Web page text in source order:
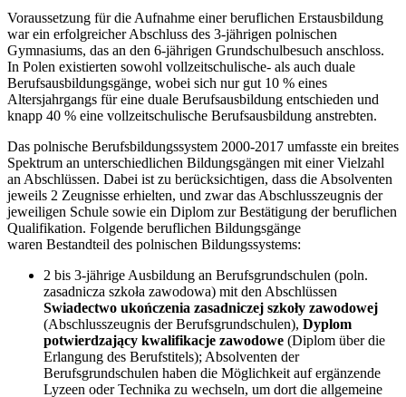
Voraussetzung für die Aufnahme einer beruflichen Erstausbildung
war ein erfolgreicher Abschluss des 3-jährigen polnischen
Gymnasiums, das an den 6-jährigen Grundschulbesuch anschloss.
In Polen existierten sowohl vollzeitschulische- als auch duale
Berufsausbildungsgänge, wobei sich nur gut 10 % eines
Altersjahrgangs für eine duale Berufsausbildung entschieden und
knapp 40 % eine vollzeitschulische Berufsausbildung anstrebten.
Das polnische Berufsbildungssystem 2000-2017 umfasste ein breites
Spektrum an unterschiedlichen Bildungsgängen mit einer Vielzahl
an Abschlüssen. Dabei ist zu berücksichtigen, dass die Absolventen
jeweils 2 Zeugnisse erhielten, und zwar das Abschlusszeugnis der
jeweiligen Schule sowie ein Diplom zur Bestätigung der beruflichen
Qualifikation. Folgende beruflichen Bildungsgänge
waren Bestandteil des polnischen Bildungssystems:
2 bis 3-jährige Ausbildung an Berufsgrundschulen (poln.
zasadnicza szkoła zawodowa) mit den Abschlüssen
Swiadectwo ukończenia zasadniczej szkoły zawodowej
(Abschlusszeugnis der Berufsgrundschulen), Dyplom
potwierdzający kwalifikacje zawodowe (Diplom über die
Erlangung des Berufstitels); Absolventen der
Berufsgrundschulen haben die Möglichkeit auf ergänzende
Lyzeen oder Technika zu wechseln, um dort die allgemeine